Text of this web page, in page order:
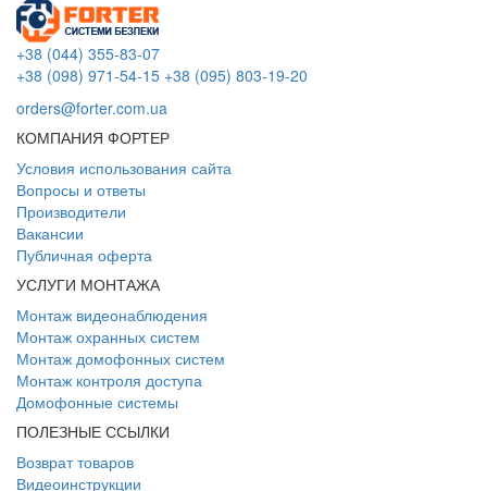
+38 (044) 355-83-07
+38 (098) 971-54-15 +38 (095) 803-19-20
orders@forter.com.ua
КОМПАНИЯ ФОРТЕР
Условия использования сайта
Вопросы и ответы
Производители
Вакансии
Публичная оферта
УСЛУГИ МОНТАЖА
Монтаж видеонаблюдения
Монтаж охранных систем
Монтаж домофонных систем
Монтаж контроля доступа
Домофонные системы
ПОЛЕЗНЫЕ ССЫЛКИ
Возврат товаров
Видеоинструкции